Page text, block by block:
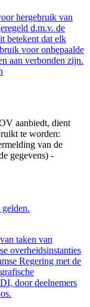
hergebruik van
d.m.v. de
betekent dat elk
voor onbepaalde
aan verbonden zijn.
aanbiedt, dient
te worden:
van de
gegevens) -
taken van
overheidsinstanties
Regering met de
door deelnemers